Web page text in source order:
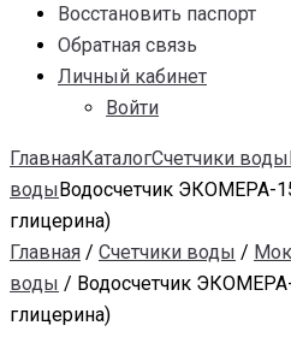
Восстановить паспорт
Обратная связь
Личный кабинет
Войти
ГлавнаяКаталогСчетчики воды
водыВодосчетчик ЭКОМЕРА-
глицерина)
Главная / Счетчики воды /
воды / Водосчетчик
глицерина)